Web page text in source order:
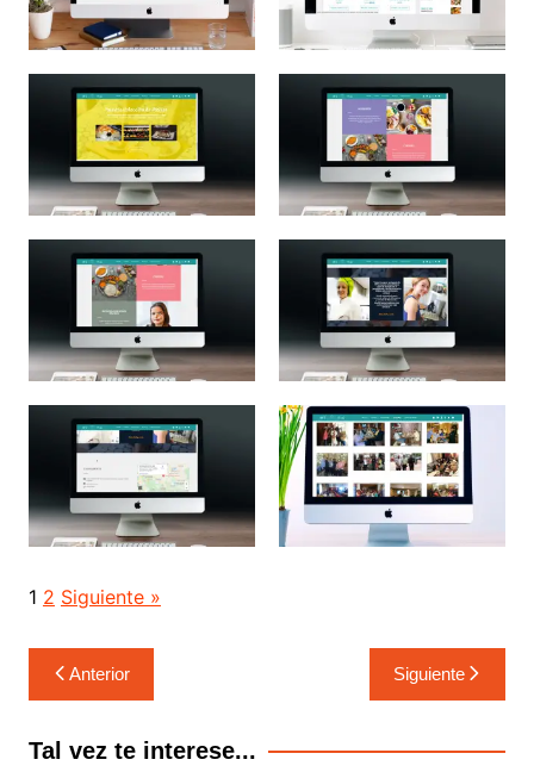
1 2 Siguiente »
Navegación
de
entradas
Anterior Siguiente
Tal vez te interese...